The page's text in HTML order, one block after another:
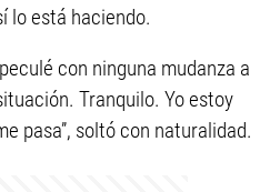
lo está haciendo.
con ninguna mudanza a
Tranquilo. Yo estoy
pasa”, soltó con naturalidad.